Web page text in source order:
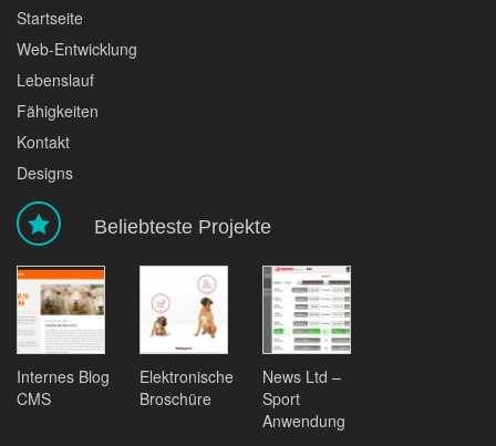
Startseite
Web-Entwicklung
Lebenslauf
Fähigkeiten
Kontakt
Designs
Beliebteste Projekte
Internes Blog
CMS
Elektronische
Broschüre
News Ltd –
Sport
Anwendung